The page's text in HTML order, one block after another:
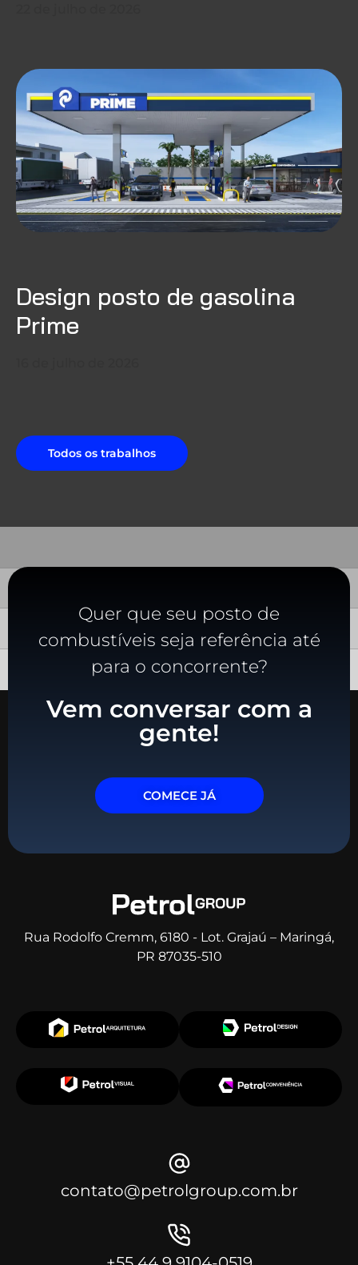
Design posto de gasolina
Prime
Todos os trabalhos
Quer que seu posto de
combustíveis seja referência até
para o concorrente?
Vem conversar com a
gente!
COMECE JÁ
Rua Rodolfo Cremm, 6180 - Lot. Grajaú – Maringá,
PR 87035-510
contato@petrolgroup.com.br